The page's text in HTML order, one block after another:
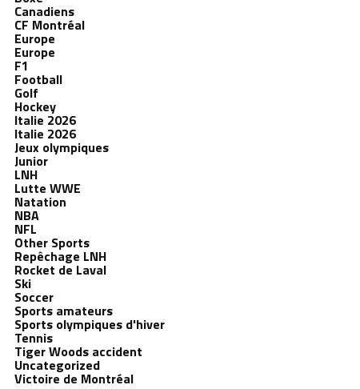
Canadiens
CF Montréal
Europe
Europe
F1
Football
Golf
Hockey
Italie 2026
Italie 2026
Jeux olympiques
Junior
LNH
Lutte WWE
Natation
NBA
NFL
Other Sports
Repêchage LNH
Rocket de Laval
Ski
Soccer
Sports amateurs
Sports olympiques d'hiver
Tennis
Tiger Woods accident
Uncategorized
Victoire de Montréal